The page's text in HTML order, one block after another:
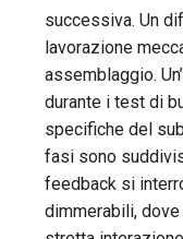
successiva. Un
lavorazione
assemblaggio.
durante i test di
specifiche del
fasi sono
feedback si
dimmerabili,